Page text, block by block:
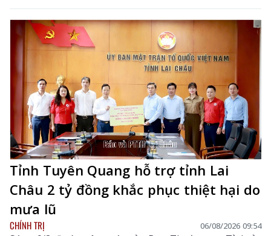
Tỉnh Tuyên Quang hỗ trợ tỉnh Lai
Châu 2 tỷ đồng khắc phục thiệt hại do
mưa lũ
CHÍNH TRỊ 06/08/2026 09:54